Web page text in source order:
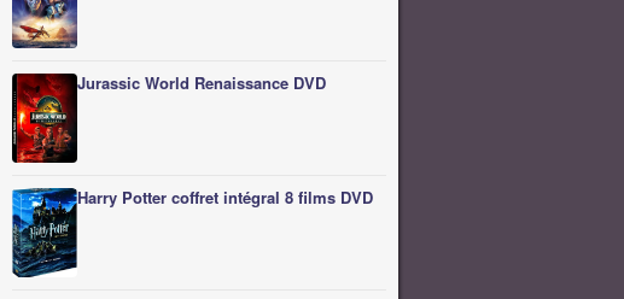
Jurassic World Renaissance DVD
Harry Potter coffret intégral 8 films DVD